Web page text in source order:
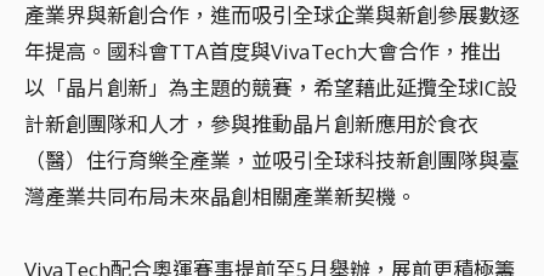
產業界與新創合作，進而吸引全球企業與新創參展數逐
年提高。國科會TTA首度與VivaTech大會合作，推出
以「晶片創新」為主題的競賽，希望藉此延攬全球IC設
計新創團隊和人才，參與推動晶片創新應用於食衣
（醫）住行育樂全產業，並吸引全球科技新創團隊與臺
灣產業共同布局未來晶創相關產業新契機。
VivaTech配合奧運賽事提前至5月舉辦，展前更積極籌